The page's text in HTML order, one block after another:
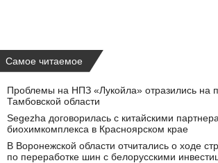
Самое читаемое
Проблемы на НПЗ «Лукойла» отразились на
Тамбовской области
Segezha договорилась с китайскими
биохимкомплекса в Красноярском крае
В Воронежской области отчитались о ходе
по переработке шин с белорусскими